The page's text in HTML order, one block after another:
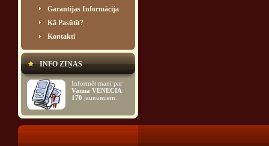
Garantijas Informācija
Kā Pasūtīt?
Kontakti
INFO ZIŅAS
Informēt mani par
Vanna VENECIA
170 jaunumiem.